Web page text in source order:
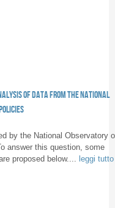
of data from the National
by the National Observatory
answer this question, some
proposed below.... leggi tutto